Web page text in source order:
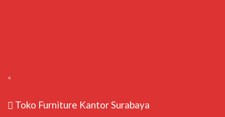
<
Toko Furniture Kantor Surabaya